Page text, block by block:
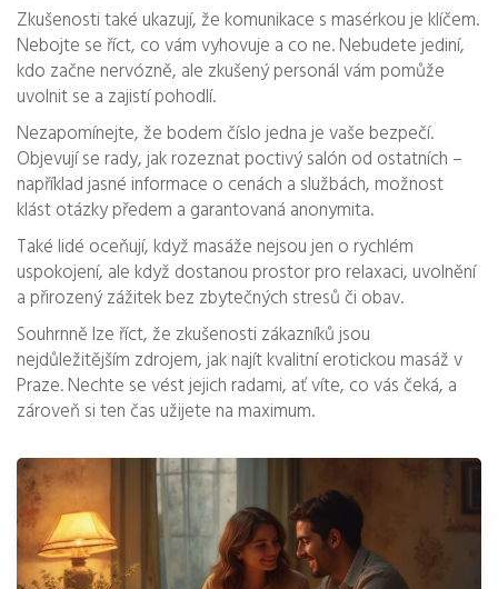
Zkušenosti také ukazují, že komunikace s masérkou je klíčem.
Nebojte se říct, co vám vyhovuje a co ne. Nebudete jediní,
kdo začne nervózně, ale zkušený personál vám pomůže
uvolnit se a zajistí pohodlí.
Nezapomínejte, že bodem číslo jedna je vaše bezpečí.
Objevují se rady, jak rozeznat poctivý salón od ostatních –
například jasné informace o cenách a službách, možnost
klást otázky předem a garantovaná anonymita.
Také lidé oceňují, když masáže nejsou jen o rychlém
uspokojení, ale když dostanou prostor pro relaxaci, uvolnění
a přirozený zážitek bez zbytečných stresů či obav.
Souhrnně lze říct, že zkušenosti zákazníků jsou
nejdůležitějším zdrojem, jak najít kvalitní erotickou masáž v
Praze. Nechte se vést jejich radami, ať víte, co vás čeká, a
zároveň si ten čas užijete na maximum.